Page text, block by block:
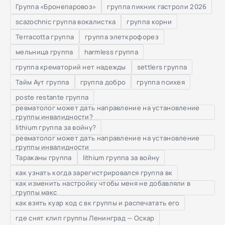
Группа «Бронепаровоз»
группа пикник гастроли 2026
scazochnic группа вокалистка
группа корни
Terracotta группа
группа элеткрофорез
мельница группа
harmless группа
группа крематорий нет надежды
settlers группа
Тайм Аут группа
группа добро
группа психея
poste restante группа
ревматолог может дать направление на установление
группы инвалидности?
lithium группа за войну?
ревматолог может дать направление на установление
группы инвалидности
Тараканы группа
lithium группа за войну
как узнать когда зарегистрировался группа вк
как изменить настройку чтобы меня не добавляли в
группы макс
как взять куар код с вк группы и распечатать его
где снят клип группы Ленинград — Оскар